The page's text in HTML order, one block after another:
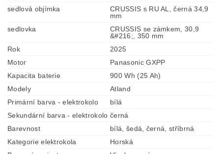
sedlová objímka
CRUSSIS s RU AL, černá 34,9
mm
sedlovka
CRUSSIS se zámkem, 30,9
&#216;, 350 mm
Rok
2025
Motor
Panasonic GXPP
Kapacita baterie
900 Wh (25 Ah)
Modely
Atland
Primární barva - elektrokolo
bílá
Sekundární barva - elektrokolo černá
Barevnost
bílá, šedá, černá, stříbrná
Kategorie elektrokola
Horská